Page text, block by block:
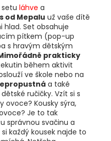
láhve a
od Mepalu už vaše dítě
hlad. Set obsahuje
pítkem (pop-up
s hravým dětským
prakticky
během aktivit
ve škole nebo na
a také
ručičky. Vzít si s
ovoce? Kousky sýra,
Je to tak
správnou svačinu a
každý kousek najde to